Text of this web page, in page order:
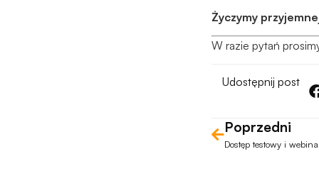
Życzymy
W razie pytań
Udostępnij post
Poprzedni